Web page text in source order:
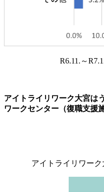
R6.11.～
アイトライリワーク大宮は
ワークセンター（復職支援
アイトライリワー